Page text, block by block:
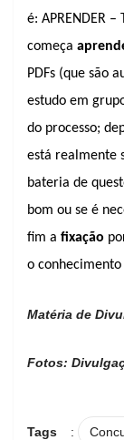
é: APRENDER –
começa
PDFs (que são
estudo em
do processo;
está realmente
bateria de
bom ou se é
fim a fixação
o
Matéria de
Fotos:
Tags :